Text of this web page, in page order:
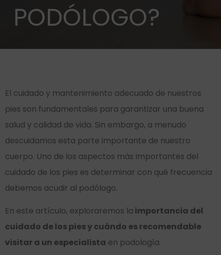
PODÓLOGO?
El cuidado y mantenimiento adecuado de nuestros
pies son fundamentales para garantizar una buena
salud y calidad de vida. Sin embargo, a menudo
descuidamos esta parte importante de nuestro
cuerpo. Uno de los aspectos más importantes del
cuidado de los pies es determinar con qué frecuencia
debemos acudir al podólogo.
En este artículo, exploraremos la importancia del
cuidado de los pies y cuándo es recomendable
visitar a un especialista en podología.